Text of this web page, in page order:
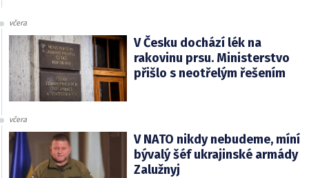
včera
V Česku dochází lék na
rakovinu prsu. Ministerstvo
přišlo s neotřelým řešením
včera
V NATO nikdy nebudeme, míní
bývalý šéf ukrajinské armády
Zalužnyj